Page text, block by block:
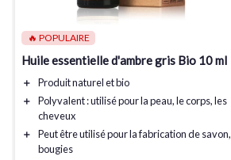
🔥 POPULAIRE
Huile essentielle d'ambre gris Bio 10 ml
＋ Produitnatureletbio
＋
Polyvalent : utilisé pour lapeau, lecorps, les
cheveux
＋
Peut être utilisé pour la fabrication desavon,
bougies